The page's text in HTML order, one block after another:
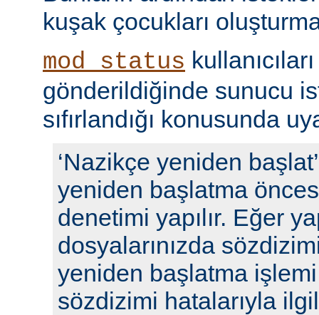
kuşak çocukları
mod_status
gönderildiğinde sunucu
sıfırlandığı konusunda
‘Nazikçe yeniden
yeniden başlatma
denetimi yapılır. Eğer
dosyalarınızda
yeniden başlatma
sözdizimi hatalarıyla